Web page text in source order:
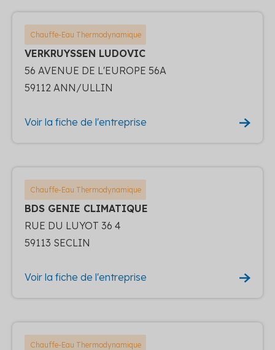
Chauffe-Eau Thermodynamique
VERKRUYSSEN LUDOVIC
56 AVENUE DE L'EUROPE 56A
59112 ANN/ULLIN
Voir la fiche de l'entreprise
Chauffe-Eau Thermodynamique
BDS GENIE CLIMATIQUE
RUE DU LUYOT 36 4
59113 SECLIN
Voir la fiche de l'entreprise
Chauffe-Eau Thermodynamique